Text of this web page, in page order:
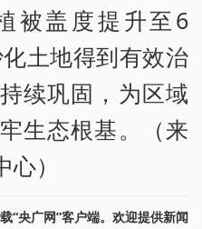
被盖度提升至6
土地得到有效治
续巩固，为区域
生态根基。（来
）
“央广网”客户端。欢迎提供新闻